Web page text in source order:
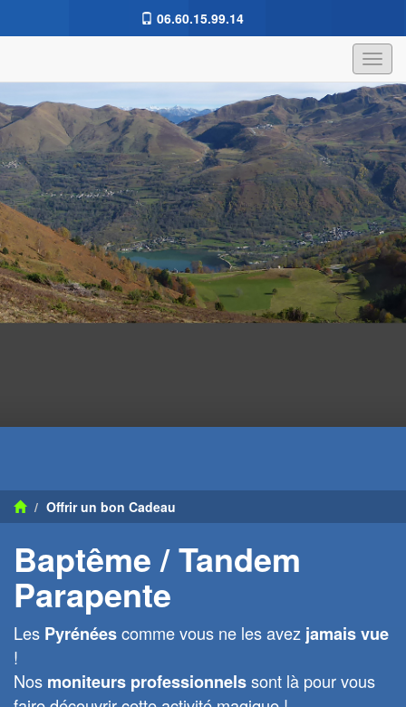
06.60.15.99.14
Offrir un bon Cadeau
Baptême / Tandem
Parapente
Les Pyrénéescomme vous ne les avez jamais vue
!
Nos moniteurs professionnelssont là pour vous